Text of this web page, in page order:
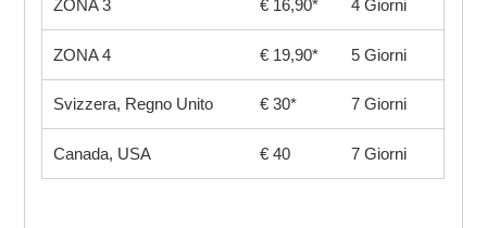
ZONA 3 € 16,90* 4 Giorni
ZONA 4 € 19,90* 5 Giorni
Svizzera, Regno Unito € 30* 7 Giorni
Canada, USA € 40 7 Giorni